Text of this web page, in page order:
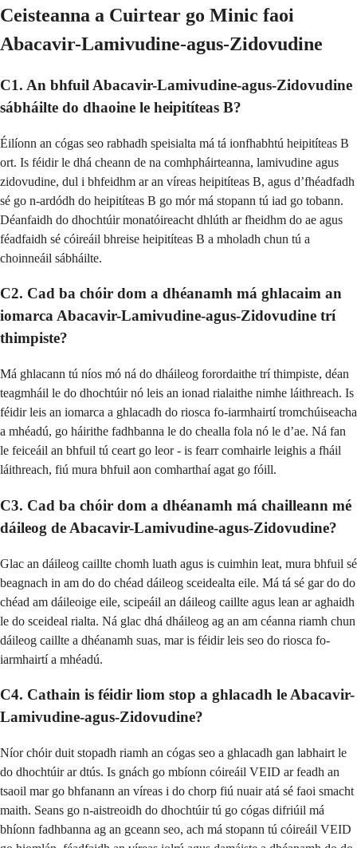
Ceisteanna a Cuirtear go Minic faoi
Abacavir-Lamivudine-agus-Zidovudine
C1. An bhfuil Abacavir-Lamivudine-agus-Zidovudine
sábháilte do dhaoine le heipitíteas B?
Éilíonn an cógas seo rabhadh speisialta má tá ionfhabhtú heipitíteas B
ort. Is féidir le dhá cheann de na comhpháirteanna, lamivudine agus
zidovudine, dul i bhfeidhm ar an víreas heipitíteas B, agus d’fhéadfadh
sé go n-ardódh do heipitíteas B go mór má stopann tú iad go tobann.
Déanfaidh do dhochtúir monatóireacht dhlúth ar fheidhm do ae agus
féadfaidh sé cóireáil bhreise heipitíteas B a mholadh chun tú a
choinneáil sábháilte.
C2. Cad ba chóir dom a dhéanamh má ghlacaim an
iomarca Abacavir-Lamivudine-agus-Zidovudine trí
thimpiste?
Má ghlacann tú níos mó ná do dháileog forordaithe trí thimpiste, déan
teagmháil le do dhochtúir nó leis an ionad rialaithe nimhe láithreach. Is
féidir leis an iomarca a ghlacadh do riosca fo-iarmhairtí tromchúiseacha
a mhéadú, go háirithe fadhbanna le do chealla fola nó le d’ae. Ná fan
le feiceáil an bhfuil tú ceart go leor - is fearr comhairle leighis a fháil
láithreach, fiú mura bhfuil aon comharthaí agat go fóill.
C3. Cad ba chóir dom a dhéanamh má chailleann mé
dáileog de Abacavir-Lamivudine-agus-Zidovudine?
Glac an dáileog caillte chomh luath agus is cuimhin leat, mura bhfuil sé
beagnach in am do do chéad dáileog sceidealta eile. Má tá sé gar do do
chéad am dáileoige eile, scipeáil an dáileog caillte agus lean ar aghaidh
le do sceideal rialta. Ná glac dhá dháileog ag an am céanna riamh chun
dáileog caillte a dhéanamh suas, mar is féidir leis seo do riosca fo-
iarmhairtí a mhéadú.
C4. Cathain is féidir liom stop a ghlacadh le Abacavir-
Lamivudine-agus-Zidovudine?
Níor chóir duit stopadh riamh an cógas seo a ghlacadh gan labhairt le
do dhochtúir ar dtús. Is gnách go mbíonn cóireáil VEID ar feadh an
tsaoil mar go bhfanann an víreas i do chorp fiú nuair atá sé faoi smacht
maith. Seans go n-aistreoidh do dhochtúir tú go cógas difriúil má
bhíonn fadhbanna ag an gceann seo, ach má stopann tú cóireáil VEID